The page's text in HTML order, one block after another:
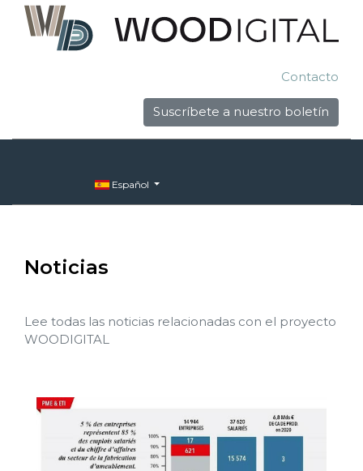
Contacto
Suscríbete a nuestro boletín
Español
Noticias
Lee todas las noticias relacionadas con el proyecto
WOODIGITAL